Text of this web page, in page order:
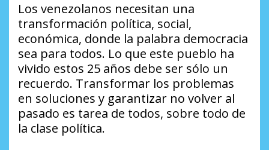
Los venezolanos necesitan una
transformación política, social,
económica, donde la palabra democracia
sea para todos. Lo que este pueblo ha
vivido estos 25 años debe ser sólo un
recuerdo. Transformar los problemas
en soluciones y garantizar no volver al
pasado es tarea de todos, sobre todo de
la clase política.